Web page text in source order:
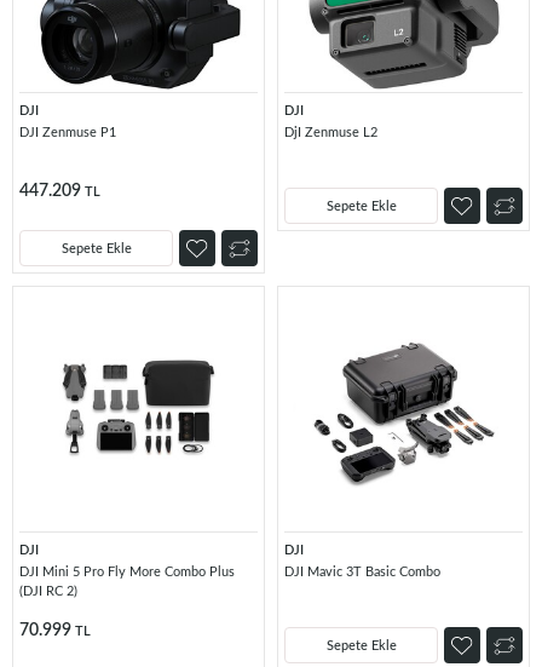
DJI
DJI Zenmuse P1
447.209 TL
Sepete Ekle
DJI
DjI Zenmuse L2
Sepete Ekle
DJI
DJI Mini 5 Pro Fly More Combo Plus
(DJI RC 2)
70.999 TL
DJI
DJI Mavic 3T Basic Combo
Sepete Ekle